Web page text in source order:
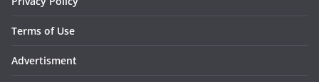
Terms of Use
Advertisment